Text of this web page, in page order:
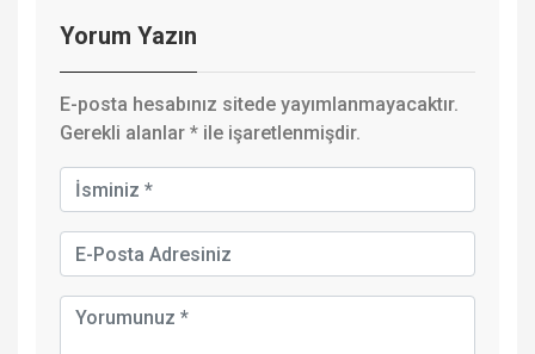
Yorum Yazın
E-posta hesabınız sitede yayımlanmayacaktır.
Gerekli alanlar * ile işaretlenmişdir.